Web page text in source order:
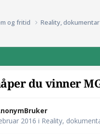
og fritid Reality,
du vinner
2016 i Reality,